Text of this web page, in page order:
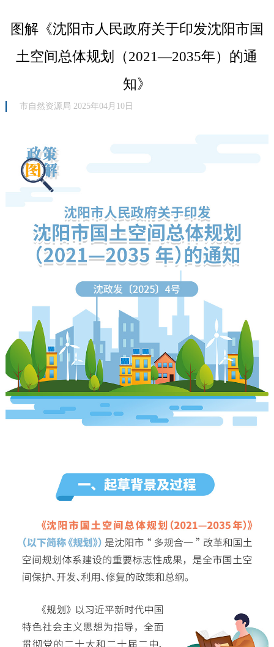
图解《沈阳市人民政府关于印发沈阳市国
土空间总体规划（2021—2035年）的通
知》
市自然资源局 2025年04月10日